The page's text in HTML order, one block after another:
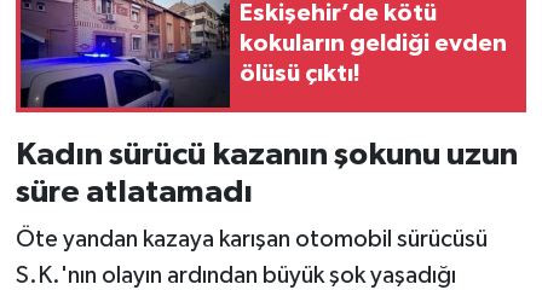
Eskişehir’de kötü
kokuların geldiği evden
ölüsü çıktı!
Kadın sürücü kazanın şokunu uzun
süre atlatamadı
Öte yandan kazaya karışan otomobil sürücüsü
S.K.'nın olayın ardından büyük şok yaşadığı